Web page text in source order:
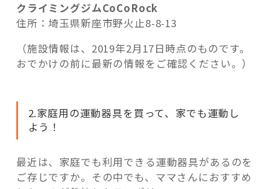
クライミングジムCoCoRock
住所：埼玉県新座市野火止8-8-13
（施設情報は、2019年2月17日時点のものです。
おでかけの前に最新の情報をご確認ください。）
2.家庭用の運動器具を買って、家でも運動し
よう！
最近は、家庭でも利用できる運動器具があるのを
ご存じですか。その中でも、ママさんにおすすめ